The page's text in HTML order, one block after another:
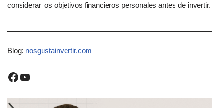
considerar los objetivos financieros personales antes de invertir.
Blog: nosgustainvertir.com